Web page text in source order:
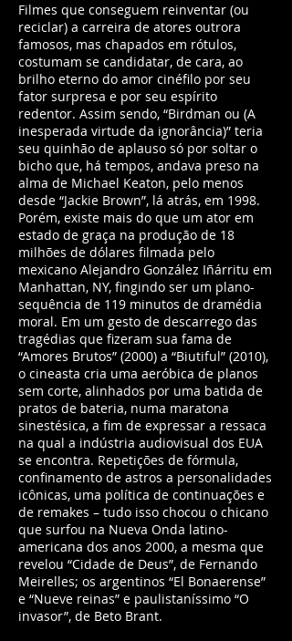
Filmes que conseguem reinventar (ou
reciclar) a carreira de atores outrora
famosos, mas chapados em rótulos,
costumam se candidatar, de cara, ao
brilho eterno do amor cinéfilo por seu
fator surpresa e por seu espírito
redentor. Assim sendo, “Birdman ou (A
inesperada virtude da ignorância)” teria
seu quinhão de aplauso só por soltar o
bicho que, há tempos, andava preso na
alma de Michael Keaton, pelo menos
desde “Jackie Brown”, lá atrás, em 1998.
Porém, existe mais do que um ator em
estado de graça na produção de 18
milhões de dólares filmada pelo
mexicano Alejandro González Iñárritu em
Manhattan, NY, fingindo ser um plano-
sequência de 119 minutos de dramédia
moral. Em um gesto de descarrego das
tragédias que fizeram sua fama de
“Amores Brutos” (2000) a “Biutiful” (2010),
o cineasta cria uma aeróbica de planos
sem corte, alinhados por uma batida de
pratos de bateria, numa maratona
sinestésica, a fim de expressar a ressaca
na qual a indústria audiovisual dos EUA
se encontra. Repetições de fórmula,
confinamento de astros a personalidades
icônicas, uma política de continuações e
de remakes – tudo isso chocou o chicano
que surfou na Nueva Onda latino-
americana dos anos 2000, a mesma que
revelou “Cidade de Deus”, de Fernando
Meirelles; os argentinos “El Bonaerense”
e “Nueve reinas” e paulistaníssimo “O
invasor”, de Beto Brant.